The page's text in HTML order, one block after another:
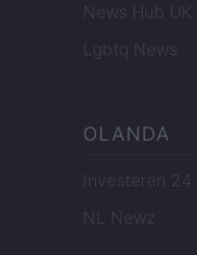
News Hub UK
Lgbtq News
OLANDA
Investeren 24
NL Newz